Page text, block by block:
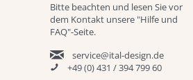
Bitte beachten und lesen Sie vor
dem Kontakt unsere "Hilfe und
FAQ"-Seite.
service@ital-design.de
+49 (0) 431 / 394 799 60